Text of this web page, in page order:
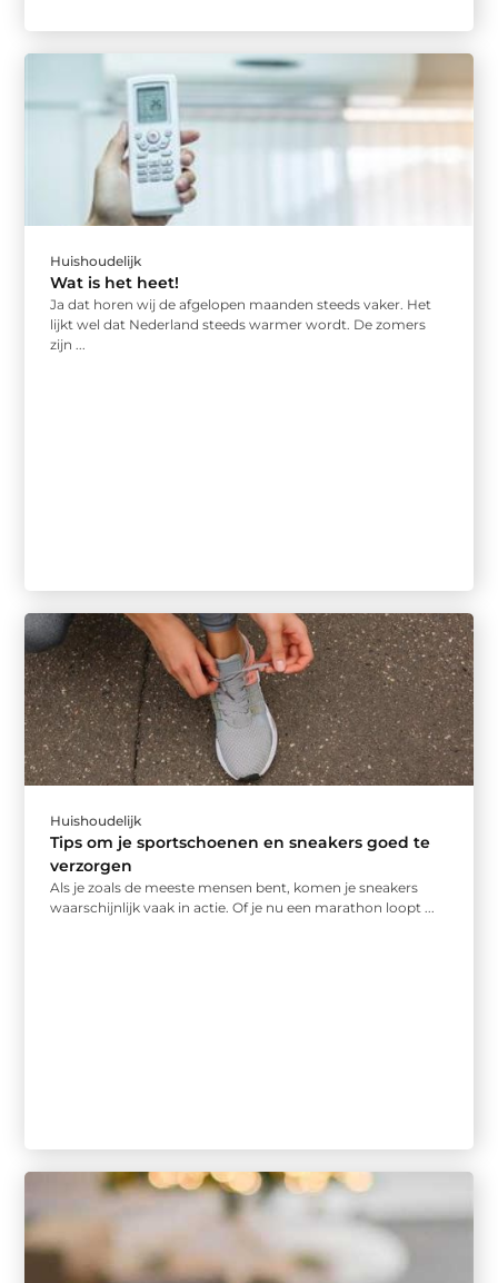
Huishoudelijk
Wat is het heet!
Ja dat horen wij de afgelopen maanden steeds vaker. Het
lijkt wel dat Nederland steeds warmer wordt. De zomers
zijn ...
Huishoudelijk
Tips om je sportschoenen en sneakers goed te
verzorgen
Als je zoals de meeste mensen bent, komen je sneakers
waarschijnlijk vaak in actie. Of je nu een marathon loopt ...